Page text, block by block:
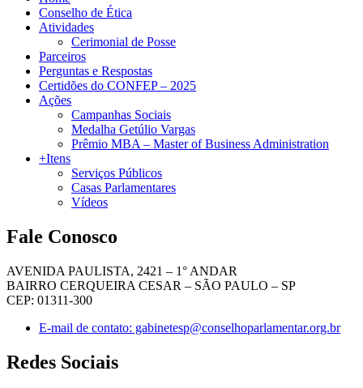
Conselho de Ética
Atividades
Cerimonial de Posse
Parceiros
Perguntas e Respostas
Certidões do CONFEP – 2025
Ações
Campanhas Sociais
Medalha Getúlio Vargas
Prêmio MBA – Master of Business Administration
+Itens
Serviços Públicos
Casas Parlamentares
Vídeos
Fale Conosco
AVENIDA PAULISTA, 2421 – 1° ANDAR
BAIRRO CERQUEIRA CESAR – SÃO PAULO – SP
CEP: 01311-300
E-mail de contato: gabinetesp@conselhoparlamentar.org.br
Redes Sociais